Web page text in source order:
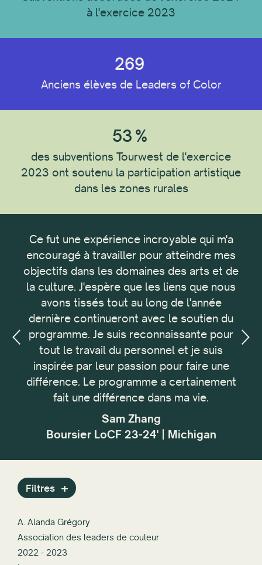
à l'exercice 2023
269
Anciens élèves de Leaders of Color
53 %
des subventions Tourwest de l'exercice
2023 ont soutenu la participation artistique
dans les zones rurales
Ce fut une expérience incroyable qui m'a
encouragé à travailler pour atteindre mes
objectifs dans les domaines des arts et de
la culture. J'espère que les liens que nous
avons tissés tout au long de l'année
dernière continueront avec le soutien du
programme. Je suis reconnaissante pour
tout le travail du personnel et je suis
inspirée par leur passion pour faire une
différence. Le programme a certainement
fait une différence dans ma vie.
Sam Zhang
Boursier LoCF 23-24' | Michigan
Filtres
A. Alanda Grégory
Association des leaders de couleur
2022 - 2023